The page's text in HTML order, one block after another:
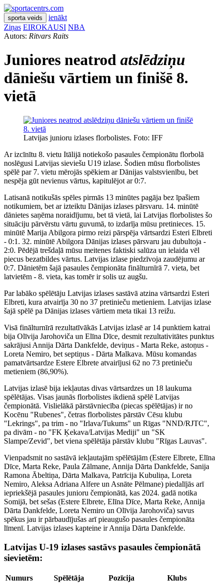
sporta veids
ienākt
Ziņas EIROKAUSI NBA
Autors: Ritvars Raits
Juniores neatrod atslēdziņu
dāniešu vārtiem un finišē 8.
vietā
Latvijas junioru izlases florbolistes. Foto: IFF
Ar izcīnītu 8. vietu Itālijā notiekošo pasaules čempionātu florbolā
noslēgusi Latvijas sieviešu U19 izlase. Šodien mūsu florbolistes
spēlē par 7. vietu mērojās spēkiem ar Dānijas valstsvienību, bet
nespēja gūt nevienus vārtus, kapitulējot ar 0:7.
Latisanā notikušās spēles pirmās 13 minūtes pagāja bez īpašiem
notikumiem, bet ar izteiktu Dānijas izlases pārsvaru. 14. minūtē
dānietes saņēma noraidījumu, bet tā vietā, lai Latvijas florbolistes šo
situāciju pārvērstu vārtu guvumā, to izdarīja mūsu pretinieces. 15.
minūtē Marija Abilgora pirmo reizi pārspēja vārtsardzi Esteri Elbreti
- 0:1. 32. minūtē Abilgora Dānijas izlases pārsvaru jau dubultoja -
2:0. Pēdējā trešdaļā mūsu meitenes faktiski salūza un ielaida vēl
piecus bezatbildes vārtus. Latvijas izlase piedzīvoja zaudējumu ar
0:7. Dānietēm šajā pasaules čempionāta finālturnīrā 7. vieta, bet
latvietēm - 8. vieta, kas tomēr ir solis uz augšu.
Par labāko spēlētāju Latvijas izlases sastāvā atzina vārtsardzi Esteri
Elbreti, kura atvairīja 30 no 37 pretinieču metieniem. Latvijas izlase
šajā spēlē pa Dānijas izlases vārtiem meta tikai 13 reižu.
Visā finālturnīrā rezultatīvākās Latvijas izlasē ar 14 punktiem katrai
bija Olīvija Jarohoviča un Elīna Dīce, desmit rezultativitātes punktus
sakrājusi Annija Dārta Dankfelde, deviņus - Marta Reke, astoņus -
Loreta Nemiro, bet septiņus - Dārta Malkava. Mūsu komandas
pamatvārtsardze Estere Elbrete atvairījusi 62 no 73 pretinieču
metieniem (86,90%).
Latvijas izlasē bija iekļautas divas vārtsardzes un 18 laukuma
spēlētājas. Visas jaunās florbolistes ikdienā spēlē Latvijas
čempionātā. Vislielākā pārstāvniecība (piecas spēlētājas) ir no
Kocēnu "Rubenes", četras florbolistes pārstāv Cēsu klubu
"Lekrings", pa trim - no "Irlava/Tukums" un Rīgas "NND/RJTC",
pa divām - no "FK Ķekava/Latvijas Mediji" un "SK
Slampe/Zevid", bet viena spēlētāja pārstāv klubu "Rīgas Lauvas".
Vienpadsmit no sastāvā iekļautajām spēlētājām (Estere Elbrete, Elīna
Dīce, Marta Reke, Paula Zālmane, Annija Dārta Dankfelde, Sanija
Ramona Ābeltiņa, Dārta Malkava, Patrīcija Kubuliņa, Loreta
Nemiro, Aleksa Adriana Alfere un Asnāte Pēlmane) piedalījās arī
iepriekšējā pasaules junioru čempionātā, kas 2024. gadā notika
Somijā, bet sešas (Estere Elbrete, Elīna Dīce, Marta Reke, Annija
Dārta Dankfelde, Loreta Nemiro un Olīvija Jarohoviča) savus
spēkus jau ir pārbaudījušas arī pieaugušo pasaules čempionāta
līmenī. Latvijas izlases kapteine ir Annija Dārta Dankfelde.
Latvijas U-19 izlases sastāvs pasaules čempionātā
sievietēm:
Numurs Spēlētāja Pozīcija
Klubs